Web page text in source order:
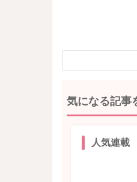
気になる記事
人気連載